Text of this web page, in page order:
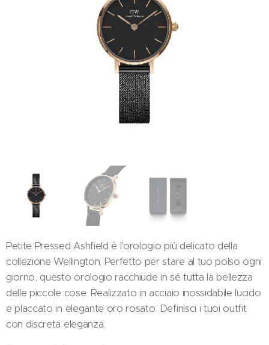
Petite Pressed Ashfield è l'orologio più delicato della
collezione Wellington. Perfetto per stare al tuo polso ogni
giorno, questo orologio racchiude in sé tutta la bellezza
delle piccole cose. Realizzato in acciaio inossidabile lucido
e placcato in elegante oro rosato. Definisci i tuoi outfit
con discreta eleganza.